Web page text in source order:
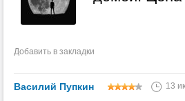
Добавить в закладки
Василий Пупкин 13